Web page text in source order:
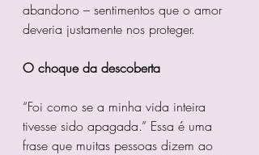
abandono – sentimentos que o amor
deveria justamente nos proteger.
O choque da descoberta
“Foi como se a minha vida inteira
tivesse sido apagada.” Essa é uma
frase que muitas pessoas dizem ao